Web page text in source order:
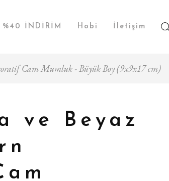
%40 İNDİRİM Hobi İletişim
Cam Mumluk - Büyük Boy (9x9x17 cm)
ve Beyaz